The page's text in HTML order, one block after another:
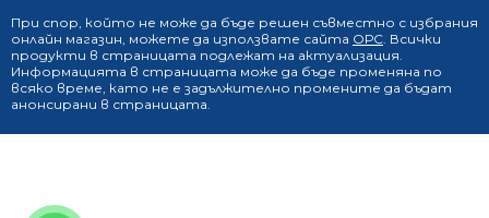
При спор, който не може да бъде решен съвместно с избрания
онлайн магазин , можете да използвате сайта ОРС . Всички
продукти в страницата подлежат на актуализация.
Информацията в страницата може да бъде променяна по
всяко време, като не е задължително промените да бъдат
анонсирани в страницата.